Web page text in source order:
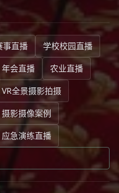
事直播
学校校园直播
年会直播
农业直播
VR全景摄影拍摄
摄影摄像案例
应急演练直播